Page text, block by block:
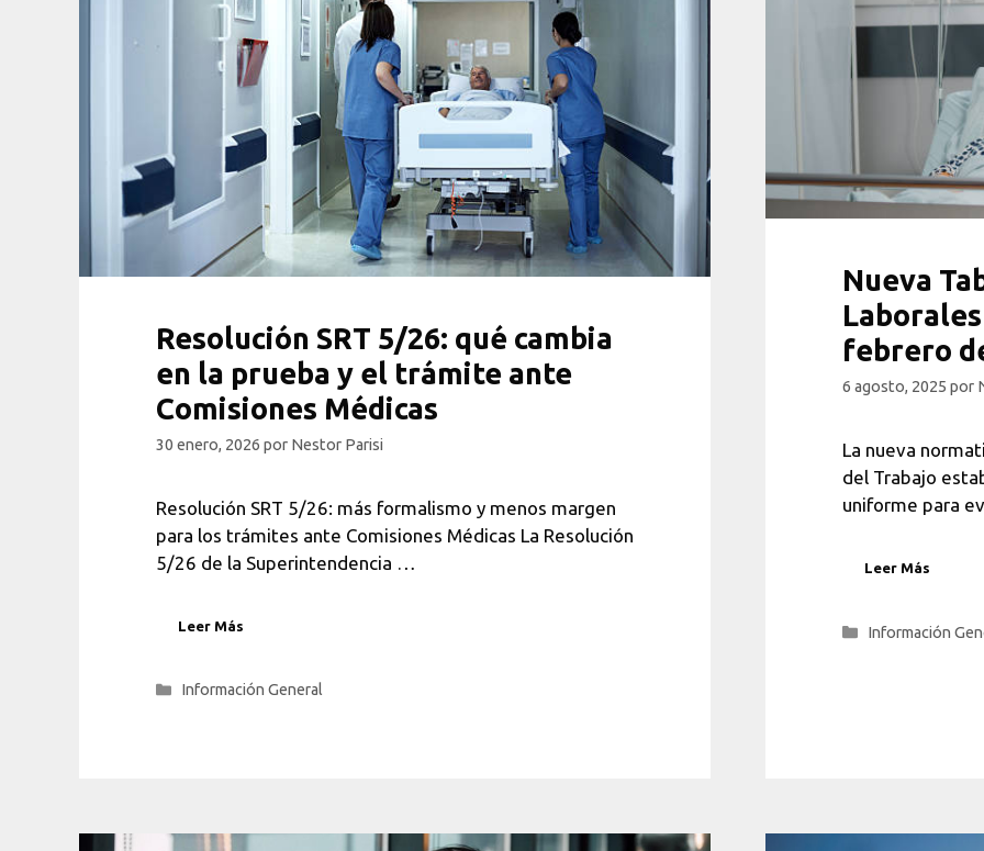
Resolución SRT 5/26: qué cambia
en la prueba y el trámite ante
Comisiones Médicas
30 enero, 2026 por Nestor Parisi
Resolución SRT 5/26: más formalismo y menos margen
para los trámites ante Comisiones Médicas La Resolución
5/26 de la Superintendencia …
Leer Más
Categorías
Información General
Nueva
febrero
6 agosto, 2025 por
La nueva
del Trabajo
uniforme para
Leer Más
Categorías
Información